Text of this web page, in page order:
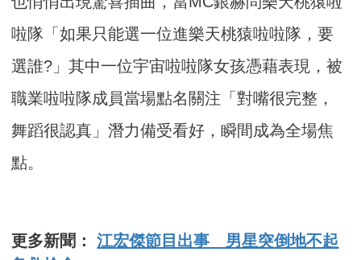
啦隊「如果只能選一位進樂天桃猿啦啦隊，要
選誰?」其中一位宇宙啦啦隊女孩憑藉表現，被
職業啦啦隊成員當場點名關注「對嘴很完整，
舞蹈很認真」潛力備受看好，瞬間成為全場焦
點。
更多新聞：江宏傑節目出事 男星突倒地不起